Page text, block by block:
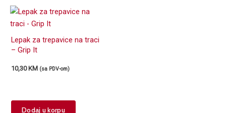
Lepak za trepavice na traci
– Grip It
10,30KM (sa PDV-om)
Dodaj u korpu